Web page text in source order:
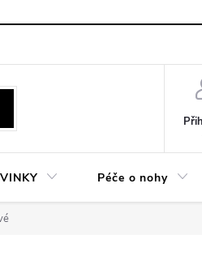
Péče o nohy